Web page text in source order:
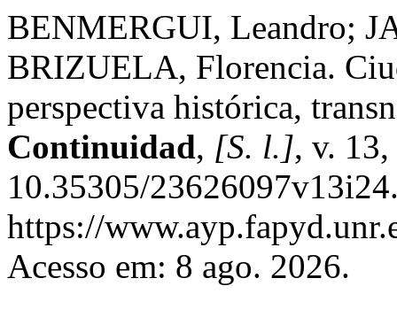
BENMERGUI, Leandro;
BRIZUELA, Florencia.
perspectiva histórica,
Continuidad, [S. l.], v.
10.35305/
https://
Acesso em: 8 ago. 2026.